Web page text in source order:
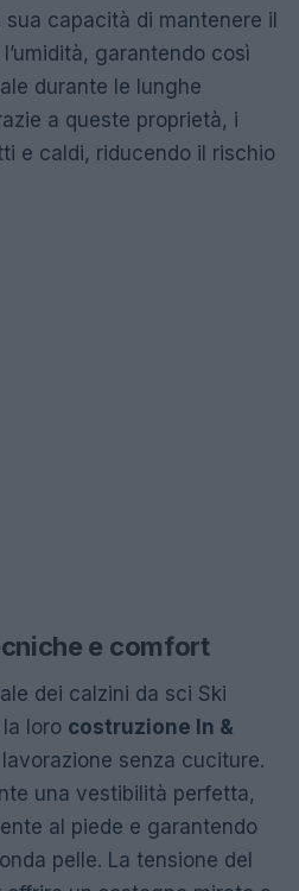
capacità di mantenere il
garantendo così
durante le lunghe
a queste proprietà, i
e caldi, riducendo il rischio
e comfort
dei calzini da sci Ski
loro costruzione In &
senza cuciture.
una vestibilità perfetta,
al piede e garantendo
pelle. La tensione del